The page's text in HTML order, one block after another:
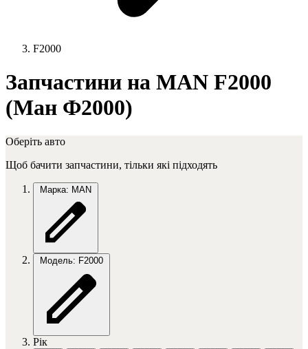
F2000
Запчастини на MAN F2000
(Ман Ф2000)
Оберіть авто
Щоб бачити запчастини, тільки які підходять
Марка: MAN
Модель: F2000
Рік